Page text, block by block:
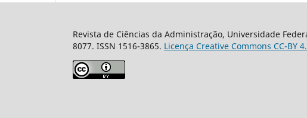
Revista de Ciências da Administração, Universidade
8077. ISSN 1516-3865. Licença Creative Commons CC-BY